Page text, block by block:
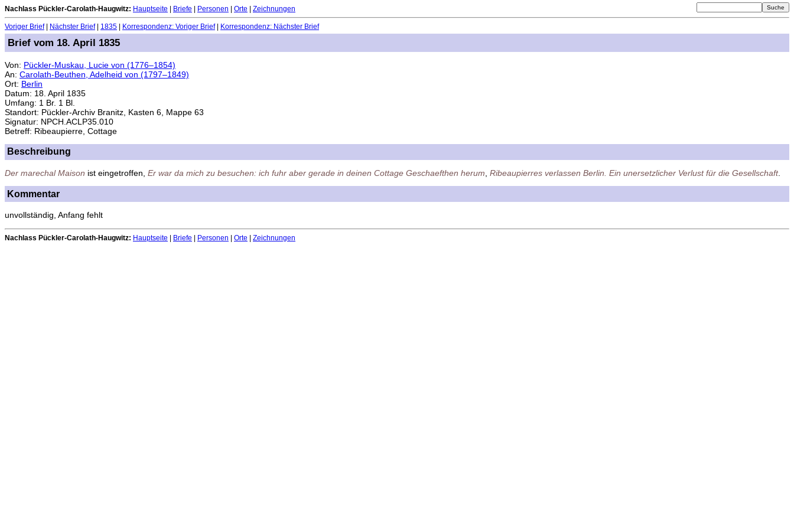
Nachlass Pückler-Carolath-Haugwitz: Hauptseite Briefe Personen Orte Zeichnungen
Voriger Brief| Nächster Brief| 1835 Korrespondenz: Voriger Brief| Korrespondenz: Nächster Brief
Brief vom 18. April 1835
Von: Pückler-Muskau, Lucie von (1776–1854)
An: Carolath-Beuthen, Adelheid von (1797–1849)
Ort: Berlin
Datum: 18. April 1835
Umfang: 1 Br. 1 Bl.
Standort: Pückler-Archiv Branitz, Kasten 6, Mappe 63
Signatur: NPCH.ACLP35.010
Betreff: Ribeaupierre, Cottage
Beschreibung
Der marechal Maison ist eingetroffen, Er war da mich zu besuchen: ich fuhr aber gerade in deinen Cottage Geschaefthen herum Ribeaupierres verlassen Berlin. Ein unersetzlicher Verlust für die Gesellschaft.
Kommentar
unvollständig, Anfang fehlt
Nachlass Pückler-Carolath-Haugwitz: Hauptseite | Briefe | Personen | Orte | Zeichnungen